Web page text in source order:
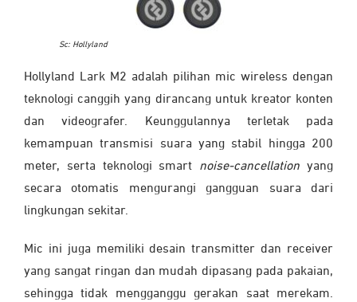
Sc: Hollyland
Hollyland Lark M2 adalah pilihan mic wireless dengan
teknologi canggih yang dirancang untuk kreator konten
dan videografer. Keunggulannya terletak pada
kemampuan transmisi suara yang stabil hingga 200
meter, serta teknologi smart noise-cancellation yang
secara otomatis mengurangi gangguan suara dari
lingkungan sekitar.
Mic ini juga memiliki desain transmitter dan receiver
yang sangat ringan dan mudah dipasang pada pakaian,
sehingga tidak mengganggu gerakan saat merekam.